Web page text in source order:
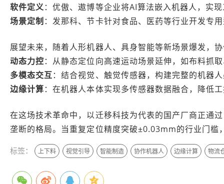
软件定义：优傲、遨博等企业将AI算法嵌入机器人，实
场景定制 ：发那科、节卡针对食品、医药等行业开发专
展望未来，随着人形机器人、具身智能等新场景爆发，
动态力控：从静态定位向高速运动场景延伸，如布料抓
多模态交互：结合视觉、触觉传感器，构建完整的机器
边缘计算：在机器人本体实现多传感器数据融合，降低
在这场技术革命中，以迁移科技为代表的国产厂商正通
垄断的格局。当重复定位精度突破±0.03mm的行业门
标签： 上下料 视觉引导 智能制造 协作机器人 边缘计算 物流